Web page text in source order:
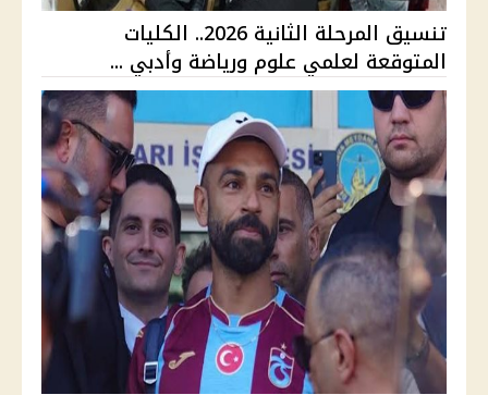
تنسيق المرحلة الثانية 2026.. الكليات
المتوقعة لعلمي علوم ورياضة وأدبي ...